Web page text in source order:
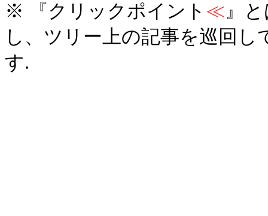
※ 『クリックポイント ≪』
し、ツリー上の記事を巡回
す.